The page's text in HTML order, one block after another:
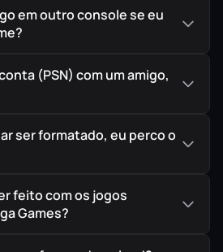
Los Angeles mais realista.
em outro console se eu
(PSN) com um amigo,
ser formatado, eu perco o
feito com os jogos
Games?